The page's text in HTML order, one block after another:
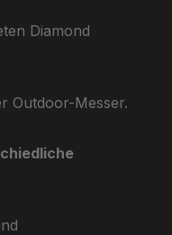
Diamond
Outdoor-Messer.